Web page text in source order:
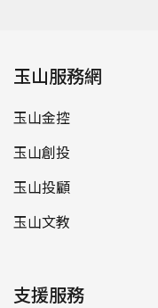
玉山服務網
玉山金控
玉山創投
玉山投顧
玉山文教
支援服務